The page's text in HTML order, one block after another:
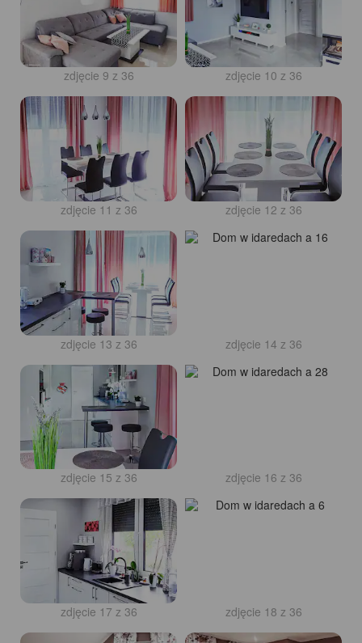
zdjęcie 9 z 36 zdjęcie 10 z 36
zdjęcie 11 z 36 zdjęcie 12 z 36
zdjęcie 13 z 36 zdjęcie 14 z 36
zdjęcie 15 z 36 zdjęcie 16 z 36
zdjęcie 17 z 36 zdjęcie 18 z 36